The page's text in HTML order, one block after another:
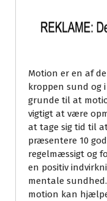
Motion er en af
kroppen sund og
grunde til at
vigtigt at være
at tage sig tid til
præsentere 10
regelmæssigt og
en positiv
mentale
motion kan